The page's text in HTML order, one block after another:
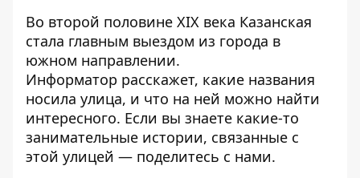
Во второй половине XIX века Казанская
стала главным выездом из города в
южном направлении.
Информатор расскажет, какие названия
носила улица, и что на ней можно найти
интересного. Если вы знаете какие-то
занимательные истории, связанные с
этой улицей — поделитесь с нами.